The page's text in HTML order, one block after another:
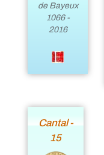
de Bayeux
1066 -
2016
Cantal -
15